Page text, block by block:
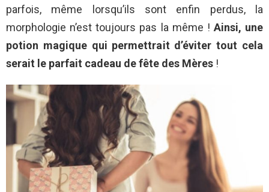
parfois, même lorsqu’ils sont enfin perdus, la
morphologie n’est toujours pas la même ! Ainsi, une
potion magique qui permettrait d’éviter tout cela
serait le parfait cadeau de fête des Mères !